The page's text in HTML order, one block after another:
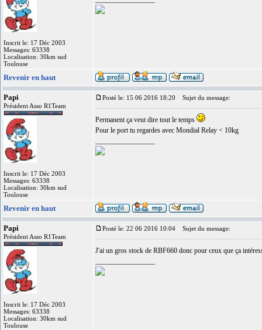
Inscrit le: 17 Déc 2003
Messages: 63338
Localisation: 30km sud
Toulouse
Revenir en haut
Papi
Président Asso R1Team
Inscrit le: 17 Déc 2003
Messages: 63338
Localisation: 30km sud
Toulouse
Posté le: 15 06 2016 18:20 Sujet du message:
Permanent ça veut dire tout le temps
Pour le port tu regardes avec Mondial Relay < 10kg
Revenir en haut
Papi
Président Asso R1Team
Inscrit le: 17 Déc 2003
Messages: 63338
Localisation: 30km sud
Toulouse
Posté le: 22 06 2016 10:04 Sujet du message:
J'ai un gros stock de RBF660 donc pour ceux que ça